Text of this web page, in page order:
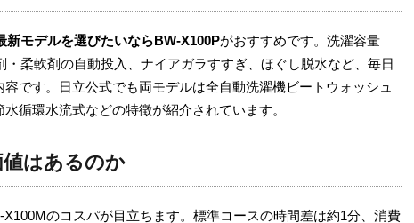
新モデルを選びたいならBW-X100Pがおすすめです。洗濯容量
・柔軟剤の自動投入、ナイアガラすすぎ、ほぐし脱水など、毎日
です。日立公式でも両モデルは全自動洗濯機ビートウォッシュ
循環水流式などの特徴が紹介されています。
はあるのか
のコスパが目立ちます。標準コースの時間差は約1分、消費